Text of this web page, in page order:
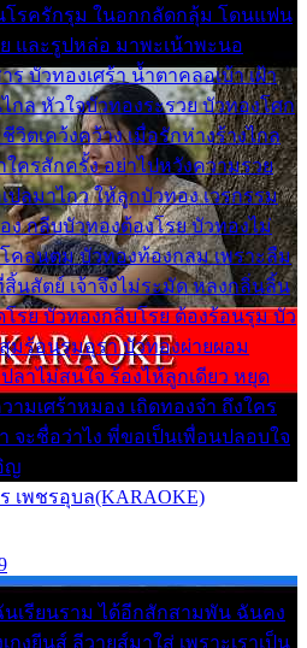
โรครักรุม ในอกกลัดกลุ้ม โดนแฟน
และรูปหล่อ มาพะเน้าพะนอ
ร บัวทองเศร้า น้ำตาคลอเบ้า เฝ้า
ล หัวใจบัวทองระรวย บัวทองโศก
วิตเคว้งคว้าง เมื่อรักห่างร้างไกล
ครสักครั้ง อย่าไปหวังความรวย
ปลมาไกว ให้ลูกบัวทอง เวรกรรม
ง กลีบบัวทองต้องโรย บัวทองไม่
คลนตม บัวทองท้องกลม เพราะลืม
นสัตย์ เจ้าจึงไม่ระมัด หลงกลิ่นลิ้น
รย บัวทองกลีบโรย ต้องร้อนรุม บัว
ร้อนรุมอุรา บัวทองผ่ายผอม
ลาไม่สนใจ ร้องไห้ลูกเดียว หยุด
ามเศร้าหมอง เถิดทองจ๋า ถึงใคร
จะชื่อว่าไง พี่ขอเป็นเพื่อนปลอบใจ
ญ
เพชรอุบล(KARAOKE)
เรียนราม ได้อีกสักสามพัน ฉันคง
กงยีนส์ ลีวายส์มาใส่ เพราะเราเป็น